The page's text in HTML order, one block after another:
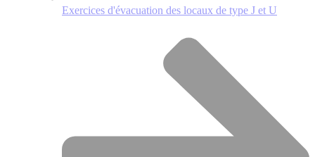
Exercices d'évacuation des locaux de type J et U